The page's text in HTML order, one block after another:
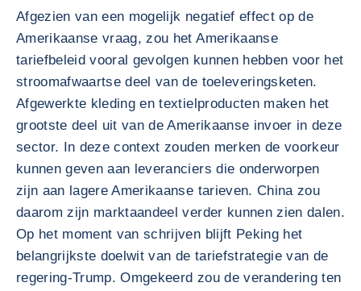
Afgezien van een mogelijk negatief effect op de
Amerikaanse vraag, zou het Amerikaanse
tariefbeleid vooral gevolgen kunnen hebben voor het
stroomafwaartse deel van de toeleveringsketen.
Afgewerkte kleding en textielproducten maken het
grootste deel uit van de Amerikaanse invoer in deze
sector. In deze context zouden merken de voorkeur
kunnen geven aan leveranciers die onderworpen
zijn aan lagere Amerikaanse tarieven. China zou
daarom zijn marktaandeel verder kunnen zien dalen.
Op het moment van schrijven blijft Peking het
belangrijkste doelwit van de tariefstrategie van de
regering-Trump. Omgekeerd zou de verandering ten